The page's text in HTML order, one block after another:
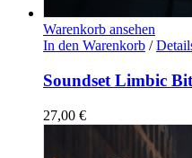
Warenkorb ansehen
In den Warenkorb /
Soundset Limbic
27,00 €